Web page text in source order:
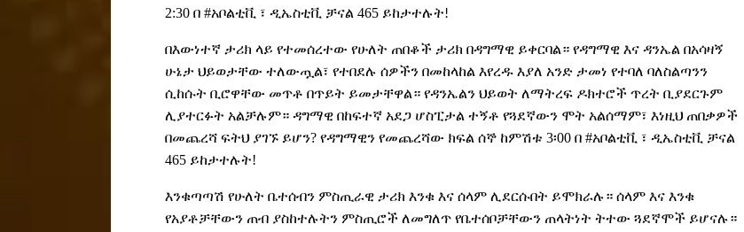
2:30 በ #አቦልቲቪ ፣ ዲኤስቲቪ ቻናል 465 ይከታተሉት!
በእውነተኛ ታሪክ ላይ የተመሰረተው የሁለት ጠበቆች ታሪክ በዳግማዊ ይቀርባል። የዳግማዊ እና ዳንኤል በአሳዛኝ
ሁኔታ ህይወታቸው ተለውጧል፣ የተበደሉ ሰዎችን በመከላከል እየረዱ እያለ አንድ ታመነ የተባለ ባለስልጣንን
ሲከሱት ቢሮዋቸው መጥቶ በጥይት ይመታቸዋል። የዳንኤልን ህይወት ለማትረፍ ዶክተሮች ጥረት ቢያደርጉም
ሊያተርፉት አልቻሉም። ዳግማዊ በከፍተኛ አደጋ ሆስፒታል ተኝቶ የጓደኛውን ሞት አልሰማም፣ እነዚህ ጠበቃዎች
በመጨረሻ ፍትህ ያገኙ ይሆን? የዳግማዊን የመጨረሻው ክፍል ሰኞ ከምሽቱ 3፡00 በ #አቦልቲቪ ፣ ዲኤስቲቪ ቻናል
465 ይከታተሉት!
እንቁጣጣሽ የሁለት ቤተሰብን ምስጢራዊ ታሪክ እንቁ እና ሰላም ሊደርሱበት ይሞክራሉ። ሰላም እና እንቁ
የአያቶቻቸውን ጠብ ያስከተሉትን ምስጢሮች ለመግለጥ የቤተሰቦቻቸውን ጠላትነት ትተው ጓደኛሞች ይሆናሉ።